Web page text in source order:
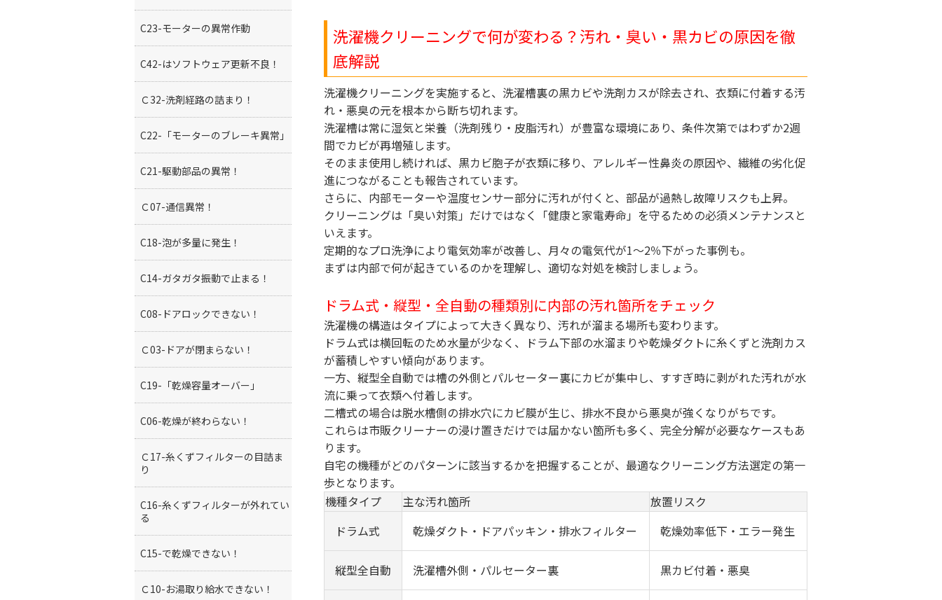
洗濯機クリーニングで何が変わる？汚れ・臭い・黒カビの原因を徹
底解説
洗濯機クリーニングを実施すると、洗濯槽裏の黒カビや洗剤カスが除去され、衣類に付着する汚
れ・悪臭の元を根本から断ち切れます。
洗濯槽は常に湿気と栄養（洗剤残り・皮脂汚れ）が豊富な環境にあり、条件次第ではわずか2週
間でカビが再増殖します。
そのまま使用し続ければ、黒カビ胞子が衣類に移り、アレルギー性鼻炎の原因や、繊維の劣化促
進につながることも報告されています。
さらに、内部モーターや温度センサー部分に汚れが付くと、部品が過熱し故障リスクも上昇。
クリーニングは「臭い対策」だけではなく「健康と家電寿命」を守るための必須メンテナンスと
いえます。
定期的なプロ洗浄により電気効率が改善し、月々の電気代が1〜2％下がった事例も。
まずは内部で何が起きているのかを理解し、適切な対処を検討しましょう。
ドラム式・縦型・全自動の種類別に内部の汚れ箇所をチェック
洗濯機の構造はタイプによって大きく異なり、汚れが溜まる場所も変わります。
ドラム式は横回転のため水量が少なく、ドラム下部の水溜まりや乾燥ダクトに糸くずと洗剤カス
が蓄積しやすい傾向があります。
一方、縦型全自動では槽の外側とパルセーター裏にカビが集中し、すすぎ時に剥がれた汚れが水
流に乗って衣類へ付着します。
二槽式の場合は脱水槽側の排水穴にカビ膜が生じ、排水不良から悪臭が強くなりがちです。
これらは市販クリーナーの浸け置きだけでは届かない箇所も多く、完全分解が必要なケースもあ
ります。
自宅の機種がどのパターンに該当するかを把握することが、最適なクリーニング方法選定の第一
歩となります。
機種タイプ
主な汚れ箇所
放置リスク
ドラム式
乾燥ダクト・ドアパッキン・排水フィルター 乾燥効率低下・エラー発生
縦型全自動 洗濯槽外側・パルセーター裏 黒カビ付着・悪臭
C23-モーターの異常作動
C42-はソフトウェア更新不良！
Ｃ32-洗剤経路の詰まり！
C22-「モーターのブレーキ異常」
C21-駆動部品の異常！
Ｃ07-通信異常！
C18-泡が多量に発生！
C14-ガタガタ振動で止まる！
C08-ドアロックできない！
Ｃ03-ドアが閉まらない！
C19-「乾燥容量オーバー」
C06-乾燥が終わらない！
Ｃ17-糸くずフィルターの目詰ま
り
C16-糸くずフィルターが外れてい
る
C15-で乾燥できない！
Ｃ10-お湯取り給水できない！